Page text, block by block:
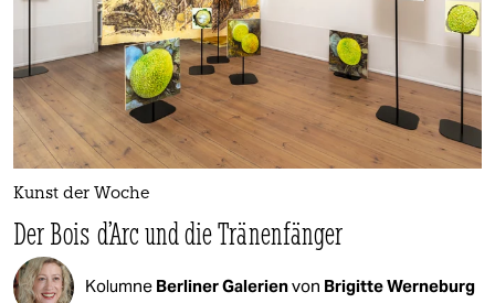
Kunst der Woche
Der Bois d’Arc und die Tränenfänger
Kolumne Berliner Galerienvon Brigitte Werneburg